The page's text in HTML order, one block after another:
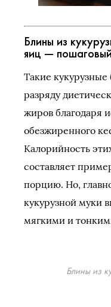
Блины из
яиц —
Такие
разряду
жиров благодаря
обезжиренного
Калорийность
составляет
порцию. Но,
кукурузной муки
мягкими и
Блины из